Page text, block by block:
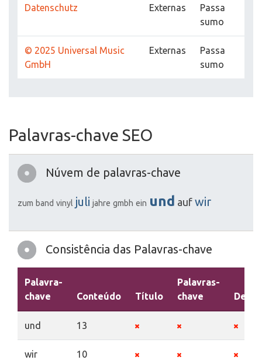
Datenschutz Externas
Passa
sumo
© 2025 Universal Music
GmbH
Externas
Passa
sumo
Palavras-chave SEO
Núvem de palavras-chave
zum band vinyl juli jahre gmbh ein und auf wir
Consistência das Palavras-chave
Palavra-
chave
Conteúdo Título
Palavras-
chave
und 13
wir 10